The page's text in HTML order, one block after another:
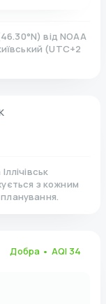
46.30°N)від NOAA
(UTC+2
Іллічівськ
з кожним
Добра • AQI 34